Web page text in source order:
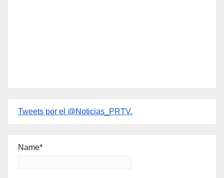
Tweets por el @Noticias_PRTV.
Name*